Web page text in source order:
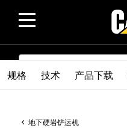
SEARCH
地下硬岩铲运机
规格 技术 产品下载